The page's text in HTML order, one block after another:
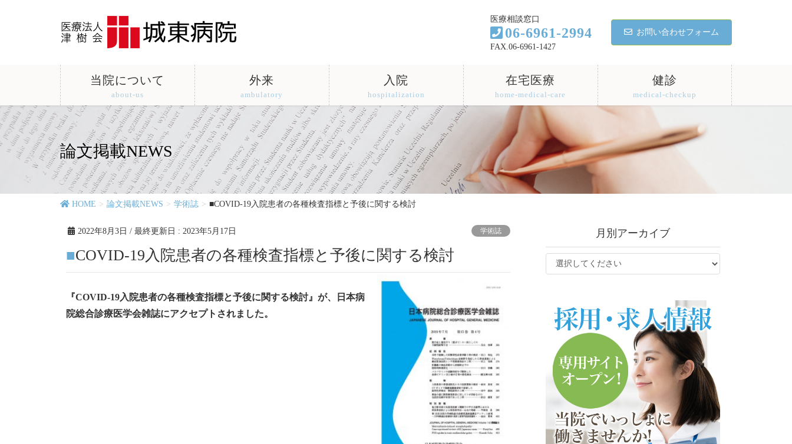
医療相談窓口
06-6961-2994
FAX.06-6961-1427
お問い合わせフォーム
当院について
about-us
外来
ambulatory
入院
hospitalization
在宅医療
home-medical-care
健診
medical-checkup
論文掲載NEWS
HOME 論文掲載NEWS 学術誌 ■COVID-19入院患者の各種検査指標と予後に関する検討
2022年8月3日 / 最終更新日 : 2023年5月17日 学術誌
■COVID-19入院患者の各種検査指標と予後に関する検討
『COVID-19入院患者の各種検査指標と予後に関する検討』が、日本病
院総合診療医学会雑誌にアクセプトされました。
月別アーカイブ